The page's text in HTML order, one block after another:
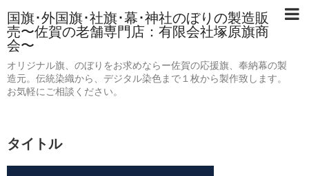
国旗･外国旗･社旗･幕･神社のぼりの製造販
売〜佐賀の老舗専門店：有限会社塚原旗商
会〜
オリジナル旗、のぼりをお求めならー佐賀の応援旗、奉納幕の製
造元。伝統染織から、デジタル染色まで１枚から製作致します。
お気軽にご相談ください。
タイトル